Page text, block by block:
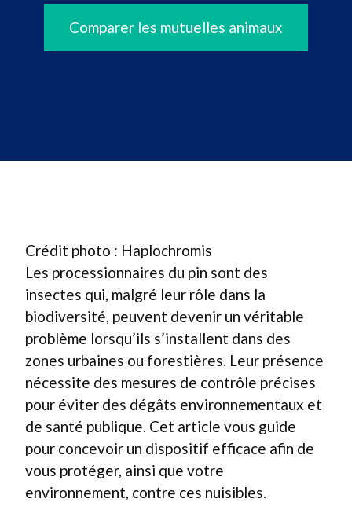
Comparer les mutuelles animaux
Crédit photo : Haplochromis
Les processionnaires du pin sont des
insectes qui, malgré leur rôle dans la
biodiversité, peuvent devenir un véritable
problème lorsqu’ils s’installent dans des
zones urbaines ou forestières. Leur présence
nécessite des mesures de contrôle précises
pour éviter des dégâts environnementaux et
de santé publique. Cet article vous guide
pour concevoir un dispositif efficace afin de
vous protéger, ainsi que votre
environnement, contre ces nuisibles.